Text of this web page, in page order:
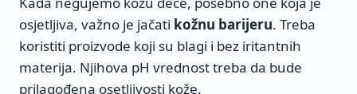
osjetljiva, važno je jačati kožnu barijeru. Treba
koristiti proizvode koji su blagi i bez iritantnih
materija. Njihova pH vrednost treba da bude
prilagođena osetljivosti kože.